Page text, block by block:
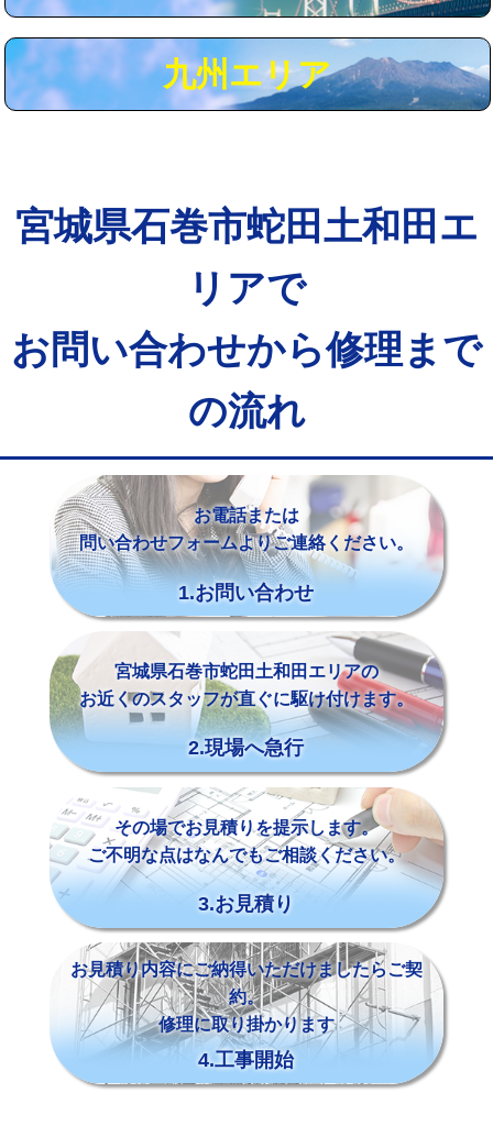
九州エリア
宮城県石巻市蛇田土和田エ
リアで
お問い合わせから修理まで
の流れ
お電話または
問い合わせフォームよりご連絡ください。
1.お問い合わせ
宮城県石巻市蛇田土和田エリアの
お近くのスタッフが直ぐに駆け付けます。
2.現場へ急行
その場でお見積りを提示します。
ご不明な点はなんでもご相談ください。
3.お見積り
お見積り内容にご納得いただけましたらご契
約。
修理に取り掛かります
4.工事開始